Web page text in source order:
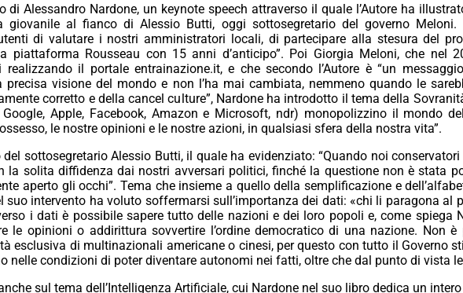
di Alessandro Nardone, un keynote speech attraverso il quale l’Autore ha
al fianco di Alessio Butti, oggi sottosegretario del governo
di valutare i nostri amministratori locali, di partecipare alla stesura del
piattaforma Rousseau con 15 anni d’anticipo”. Poi Giorgia Meloni, che nel
il portale entrainazione.it, e che secondo l’Autore è “un
precisa visione del mondo e non l’ha mai cambiata, nemmeno quando le
corretto e della cancel culture”, Nardone ha introdotto il tema della
Apple, Facebook, Amazon e Microsoft, ndr) monopolizzino il mondo
le nostre opinioni e le nostre azioni, in qualsiasi sfera della nostra vita”.
sottosegretario Alessio Butti, il quale ha evidenziato: “Quando noi
la solita diffidenza dai nostri avversari politici, finché la questione non è stata
aperto gli occhi”. Tema che insieme a quello della semplificazione e
suo intervento ha voluto soffermarsi sull’importanza dei dati: «chi li paragona al
i dati è possibile sapere tutto delle nazioni e dei loro popoli e, come spiega
le opinioni o addirittura sovvertire l’ordine democratico di una nazione. Non
esclusiva di multinazionali americane o cinesi, per questo con tutto il Governo
nelle condizioni di poter diventare autonomi nei fatti, oltre che dal punto di vista
sul tema dell’Intelligenza Artificiale, cui Nardone nel suo libro dedica un